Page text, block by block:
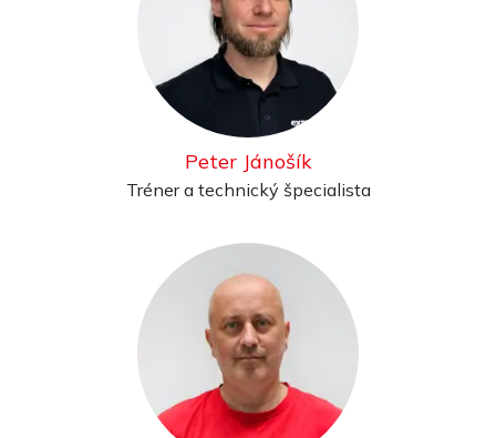
Peter Jánošík
Tréner a technický špecialista